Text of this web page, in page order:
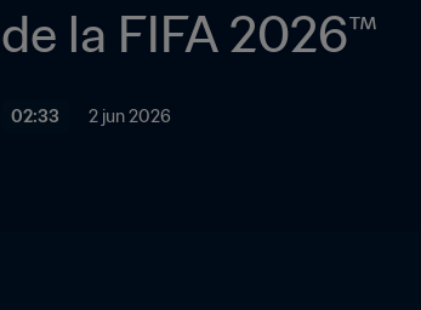
de la FIFA 2026™
02:33 2 jun 2026